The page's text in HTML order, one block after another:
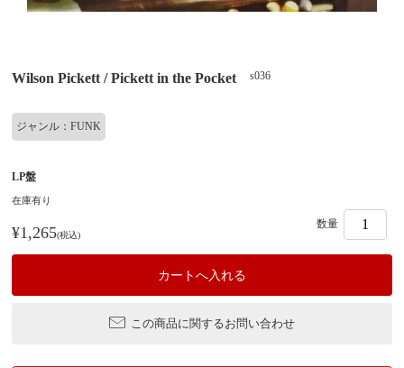
Wilson Pickett / Pickett in the Pocket s036
ジャンル：FUNK
LP盤
在庫有り
¥1,265(税込)
数量
この商品に関するお問い合わせ